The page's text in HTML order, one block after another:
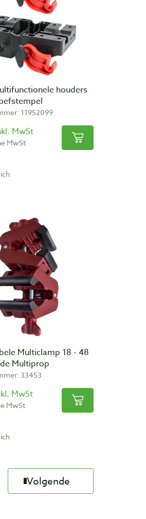
houders
11952099
MwSt
MwSt
Multiclamp 18 - 48
Multiprop
33453
MwSt
MwSt
Volgende